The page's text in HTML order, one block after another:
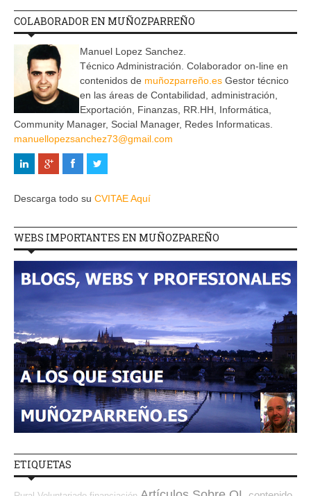
COLABORADOR EN MUÑOZPARREÑO
Manuel Lopez Sanchez.
Técnico Administración. Colaborador on-line en
contenidos de muñozparreño.es Gestor técnico
en las áreas de Contabilidad, administración,
Exportación, Finanzas, RR.HH, Informática,
Community Manager, Social Manager, Redes Informaticas.
manuellopezsanchez73@gmail.com
Descarga todo su CVITAE Aquí
WEBS IMPORTANTES EN MUÑOZPAREÑO
ETIQUETAS